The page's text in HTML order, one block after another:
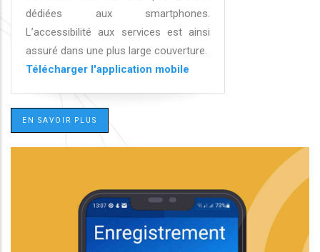
dédiées aux smartphones.
L’accessibilité aux services est ainsi
assuré dans une plus large couverture.
Télécharger l'application mobile
EN SAVOIR PLUS